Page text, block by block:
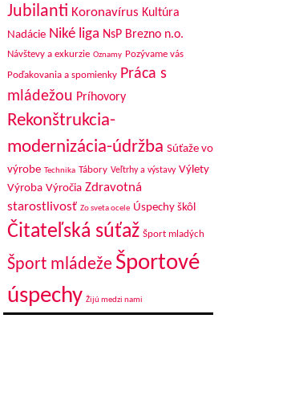
Jubilanti Koronavírus Kultúra
Nadácie Niké liga NsP Brezno n.o.
Návštevy a exkurzie Oznamy Pozývame vás
Poďakovania a spomienky Práca s
mládežou Príhovory
Rekonštrukcia-
modernizácia-údržba Súťaže vo
výrobe Technika Tábory Veľtrhy a výstavy Výlety
Výroba Výročia Zdravotná
starostlivosť Zo sveta ocele Úspechy škôl
Čitateľská súťaž Šport mladých
Šport mládeže Športové
úspechy Žijú medzi nami